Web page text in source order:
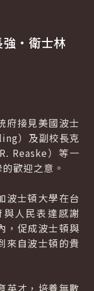
強‧衛士林
接見美國波士
）及副校長克
Reaske）等一
歡迎之意。
士頓大學在台
人民表達感謝
，促成波士頓與
來自波士頓的貴
才，培養無數